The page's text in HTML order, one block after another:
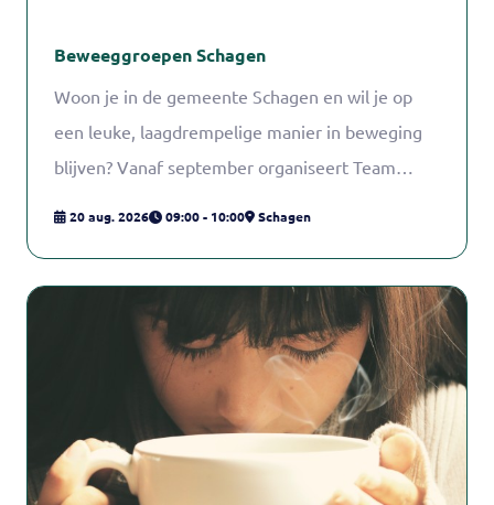
Beweeggroepen Schagen
Woon je in de gemeente Schagen en wil je op
een leuke, laagdrempelige manier in beweging
blijven? Vanaf september organiseert Team
20 aug. 2026 09:00 - 10:00 Schagen